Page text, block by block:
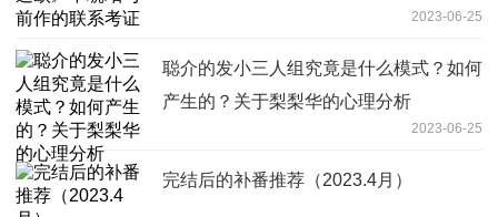
2023-06-25
聪介的发小三人组究竟是什么模式？如何
产生的？关于梨梨华的心理分析
2023-06-25
完结后的补番推荐（2023.4月）